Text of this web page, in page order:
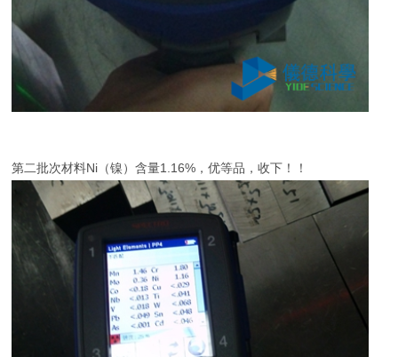
第二批次材料Ni（镍）含量1.16%，优等品，收下！！